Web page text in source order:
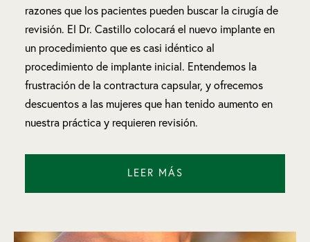
razones que los pacientes pueden buscar la cirugía de
revisión. El Dr. Castillo colocará el nuevo implante en
un procedimiento que es casi idéntico al
procedimiento de implante inicial. Entendemos la
frustración de la contractura capsular, y ofrecemos
descuentos a las mujeres que han tenido aumento en
nuestra práctica y requieren revisión.
LEER MÁS